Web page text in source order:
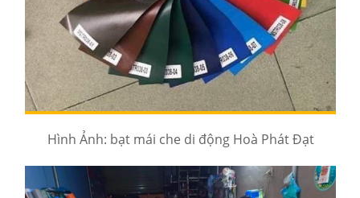
Hình Ảnh: bạt mái che di động Hoà Phát Đạt